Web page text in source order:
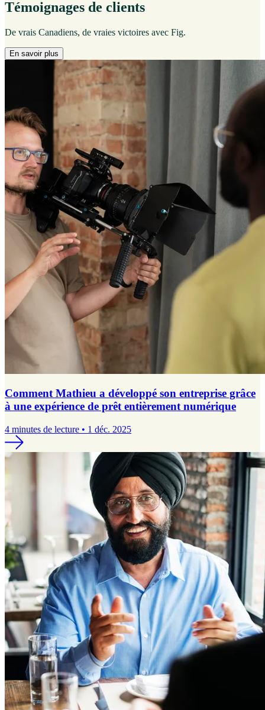
Témoignages de clients
De vrais Canadiens, de vraies victoires avec Fig.
En savoir plus
Comment Mathieu a développé son entreprise grâce
à une expérience de prêt entièrement numérique
4 minutes de lecture • 1 déc. 2025